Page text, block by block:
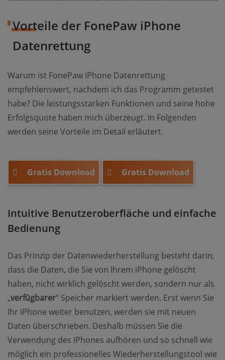
Vorteile der FonePaw iPhone
Datenrettung
Warum ist FonePaw iPhone Datenrettung
empfehlenswert, nachdem ich das Programm getestet
habe? Die leistungsstarken Funktionen und seine hohe
Erfolgsquote haben mich überzeugt. In Folgenden
werden seine Vorteile im Detail erläutert.
Gratis Download Gratis Download
Intuitive Benutzeroberfläche und einfache
Bedienung
Das Prinzip der Datenwiederherstellung besteht darin,
dass die Daten, die Sie von Ihrem iPhone gelöscht
haben, nicht wirklich gelöscht werden, sondern nur als
„verfügbarer“ Speicher markiert werden. Erst wenn Sie
Ihr iPhone weiter benutzen, werden sie mit neuen
Daten überschrieben. Deshalb müssen Sie die
Verwendung des iPhones aufhören und so schnell wie
möglich ein professionelles Wiederherstellungstool wie